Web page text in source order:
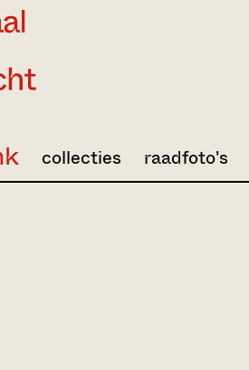
collecties raadfoto's